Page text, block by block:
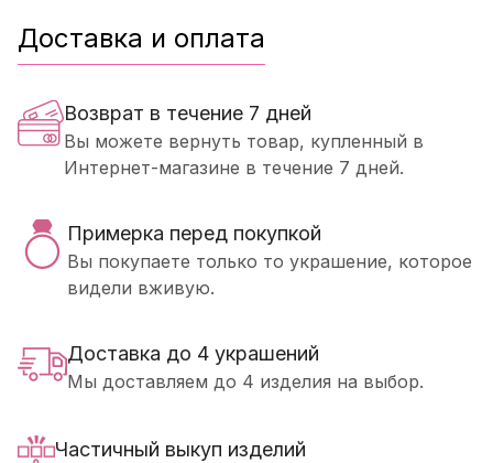
Доставка и оплата
Возврат в течение 7 дней
Вы можете вернуть товар, купленный в
Интернет-магазине в течение 7 дней.
Примерка перед покупкой
Вы покупаете только то украшение, которое
видели вживую.
Доставка до 4 украшений
Мы доставляем до 4 изделия на выбор.
Частичный выкуп изделий